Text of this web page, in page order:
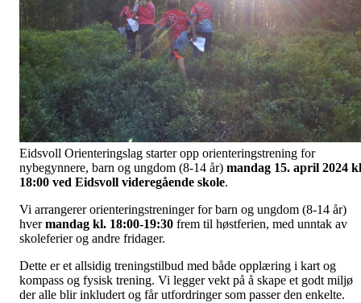
Eidsvoll Orienteringslag starter opp orienteringstrening for
nybegynnere, barn og ungdom (8-14 år) mandag 15. april 2024
18:00 ved Eidsvoll videregående skole.
Vi arrangerer orienteringstreninger for barn og ungdom (8-14 år)
hvermandag kl. 18:00-19:30 frem til høstferien, med unntak av
skoleferier og andre fridager.
Dette er et allsidig treningstilbud med både opplæring i kart og
kompass og fysisk trening. Vi legger vekt på å skape et godt miljø
der alle blir inkludert og får utfordringer som passer den enkelte.